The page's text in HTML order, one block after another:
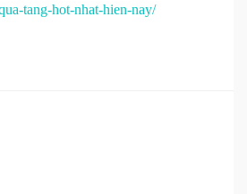
tang-hot-nhat-hien-nay/